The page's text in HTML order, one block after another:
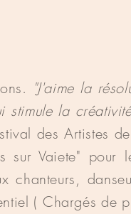
"J'aime la
stimule la
des Artistes
Vaiete" pour
( Chargés de